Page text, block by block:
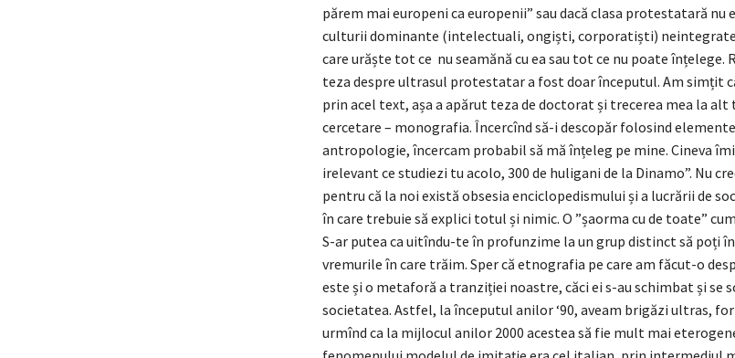
părem mai europeni ca europenii” sau dacă clasa protestatară nu
culturii dominante (intelectuali, ongiști, corporatiști)
care urăște tot ce nu seamănă cu ea sau tot ce nu poate înțelege.
teza despre ultrasul protestatar a fost doar începutul. Am simțit
prin acel text, așa a apărut teza de doctorat și trecerea mea la
cercetare – monografia. Încercînd să-i descopăr folosind
antropologie, încercam probabil să mă înțeleg pe mine. Cineva îmi
irelevant ce studiezi tu acolo, 300 de huligani de la Dinamo”. Nu
pentru că la noi există obsesia enciclopedismului și a lucrării de
în care trebuie să explici totul și nimic. O ”șaorma cu de toate”
S-ar putea ca uitîndu-te în profunzime la un grup distinct să poți
vremurile în care trăim. Sper că etnografia pe care am făcut-o
este și o metaforă a tranziției noastre, căci ei s-au schimbat și se
societatea. Astfel, la începutul anilor ‘90, aveam brigăzi ultras,
urmînd ca la mijlocul anilor 2000 acestea să fie mult mai